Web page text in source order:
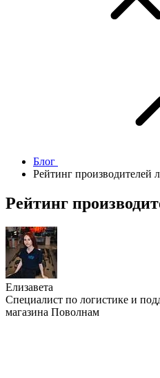
Блог
Рейтинг производителей
Рейтинг
Елизавета
Специалист по логистике и
магазина Поволнам